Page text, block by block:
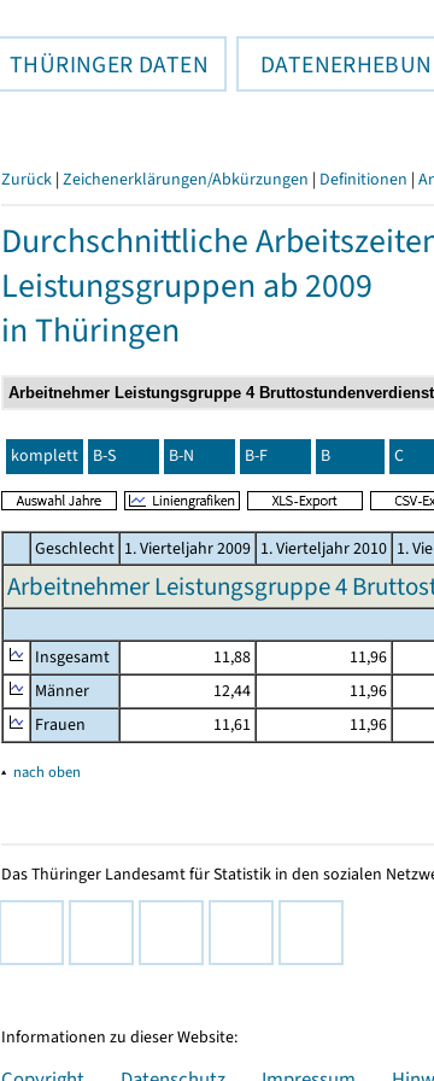
THÜRINGER DATEN
Zurück | Zeichenerklärungen/Abkürzungen | Definitionen |
Durchschnittliche
Leistungsgruppen ab 2009
in Thüringen
komplett B-S B-N B-F B C
Geschlecht 1. Vierteljahr 2009 1. Vierteljahr 2010 1.
Arbeitnehmer Leistungsgruppe 4
Insgesamt
11,88 11,96
Männer
12,44 11,96
Frauen
11,61 11,96
▴ nach oben
Das Thüringer Landesamt für Statistik in den sozialen
Informationen zu dieser Website: